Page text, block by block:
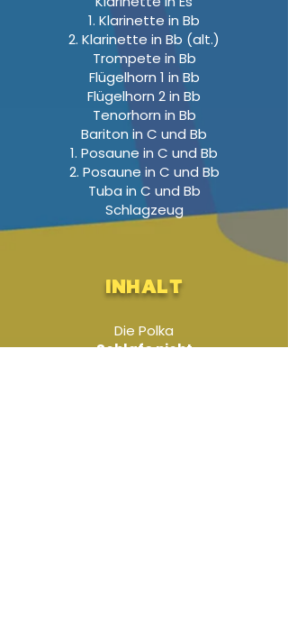
1. Klarinette in Bb
2. Klarinette in Bb (alt.)
Trompete in Bb
Flügelhorn 1 in Bb
Flügelhorn 2 in Bb
Tenorhorn in Bb
Bariton in C und Bb
1. Posaune in C und Bb
2. Posaune in C und Bb
Tuba in C und Bb
Schlagzeug
Inhalt
Die Polka
Schlafe nicht